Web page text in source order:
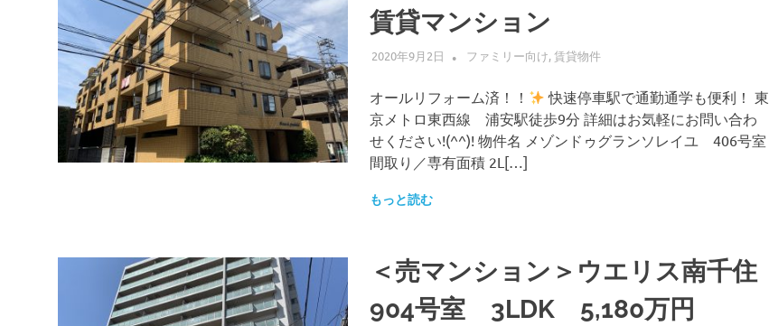
賃貸マンション
2020年9月2日 ALLFLOW
ファミリー向け,賃貸物件
オールリフォーム済！！
快速停車駅で通勤通学も便利！ 東
京メトロ東西線 浦安駅徒歩9分 詳細はお気軽にお問い合わ
せください!(^^)! 物件名 メゾンドゥグランソレイユ 406号室
間取り／専有面積 2L[…]
もっと読む
＜売マンション＞ウエリス南千住
904号室 3LDK 5,180万円